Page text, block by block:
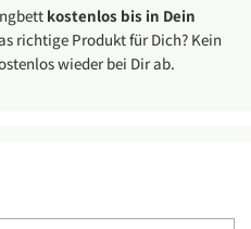
kostenlos bis in Dein
richtige Produkt für Dich? Kein
wieder bei Dir ab.